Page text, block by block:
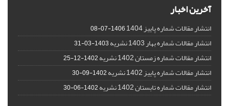
آخرین اخبار
انتشار مقالات شماره پاییز 1404 1406-07-08
انتشار مقالات شماره بهار 1403 نشریه 1403-03-31
انتشار مقالات شماره زمستان 1402 نشریه 1402-12-25
انتشار مقالات شماره پاییز 1402 نشریه 1402-09-30
انتشار مقالات شماره تابستان 1402 نشریه 1402-06-30